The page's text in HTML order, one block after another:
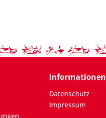
Informationen
Datenschutz
Impressum